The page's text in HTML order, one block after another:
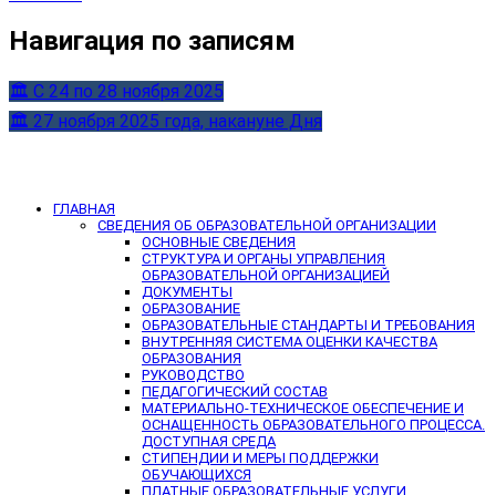
Навигация по записям
🏛 С 24 по 28 ноября 2025
🏛 27 ноября 2025 года, накануне Дня
ГЛАВНАЯ
СВЕДЕНИЯ ОБ ОБРАЗОВАТЕЛЬНОЙ ОРГАНИЗАЦИИ
ОСНОВНЫЕ СВЕДЕНИЯ
СТРУКТУРА И ОРГАНЫ УПРАВЛЕНИЯ
ОБРАЗОВАТЕЛЬНОЙ ОРГАНИЗАЦИЕЙ
ДОКУМЕНТЫ
ОБРАЗОВАНИЕ
ОБРАЗОВАТЕЛЬНЫЕ СТАНДАРТЫ И ТРЕБОВАНИЯ
ВНУТРЕННЯЯ СИСТЕМА ОЦЕНКИ КАЧЕСТВА
ОБРАЗОВАНИЯ
РУКОВОДСТВО
ПЕДАГОГИЧЕСКИЙ СОСТАВ
МАТЕРИАЛЬНО-ТЕХНИЧЕСКОЕ ОБЕСПЕЧЕНИЕ И
ОСНАЩЕННОСТЬ ОБРАЗОВАТЕЛЬНОГО ПРОЦЕССА.
ДОСТУПНАЯ СРЕДА
СТИПЕНДИИ И МЕРЫ ПОДДЕРЖКИ
ОБУЧАЮЩИХСЯ
ПЛАТНЫЕ ОБРАЗОВАТЕЛЬНЫЕ УСЛУГИ